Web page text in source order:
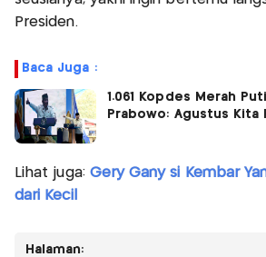
Presiden.
Baca Juga :
1.061 Kopdes Merah
Prabowo: Agustus Kita
Lihat juga: Gery Gany si Kembar
dari Kecil
Halaman: